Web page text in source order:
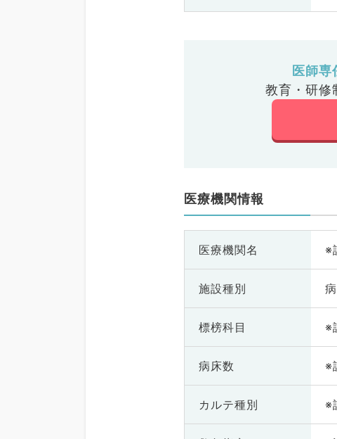
医師専
教育・研修
医療機関情報
医療機関名 ※
施設種別
標榜科目 ※
病床数 ※
カルテ種別 ※